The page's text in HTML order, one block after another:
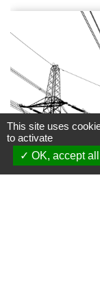
This site uses
to activate
OK, accept all